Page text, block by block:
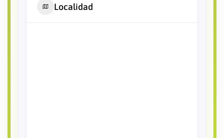
Localidad